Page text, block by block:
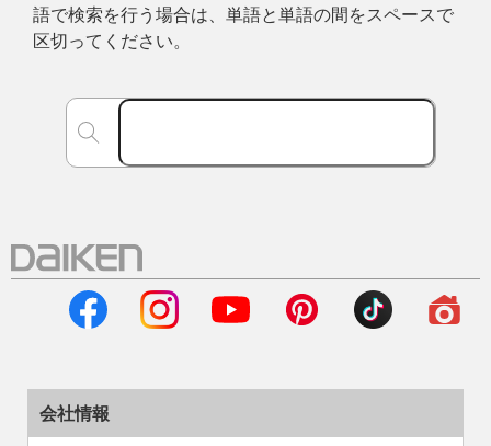
語で検索を行う場合は、単語と単語の間をスペースで
区切ってください。
会社情報